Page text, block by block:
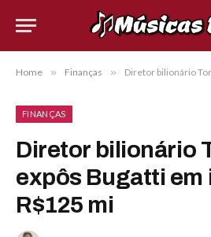
Home » Finanças » Diretor bilionário Tom
FINANÇAS
Diretor bilionário
expôs Bugatti em
R$125 mi